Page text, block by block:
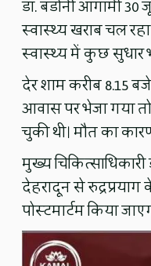
डॉ. बडोनी आगामी
स्वास्थ्य खराब चल
स्वास्थ्य में कुछ सुधार
देर शाम करीब 8.15
आवास पर भेजा गया
चुकी थी। मौत का
मुख्य
देहरादून से
पोस्टमार्टम किया